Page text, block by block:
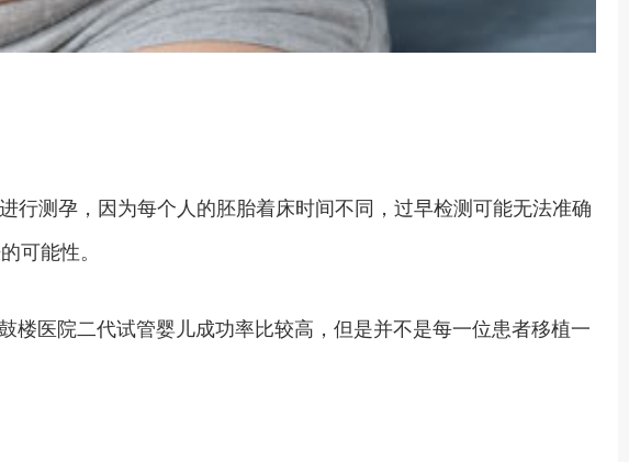
测孕，因为每个人的胚胎着床时间不同，过早检测可能无法准确
的可能性。
楼医院二代试管婴儿成功率比较高，但是并不是每一位患者移植一